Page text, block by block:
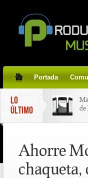
Portada
LO
ÚLTIMO
de
Ahorre
chaqueta,